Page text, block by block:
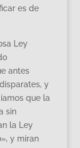
es de
Ley
antes
y
que la
sin
la Ley
y miran